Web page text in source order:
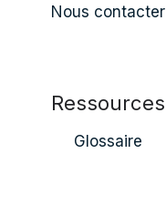
Nous contacter
Ressources
Glossaire